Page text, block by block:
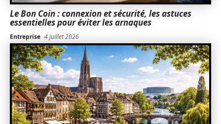
Le Bon Coin : connexion et sécurité, les astuces
essentielles pour éviter les arnaques
Entreprise 4 juillet 2026